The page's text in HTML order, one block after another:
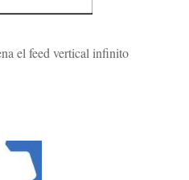
el feed vertical infinito